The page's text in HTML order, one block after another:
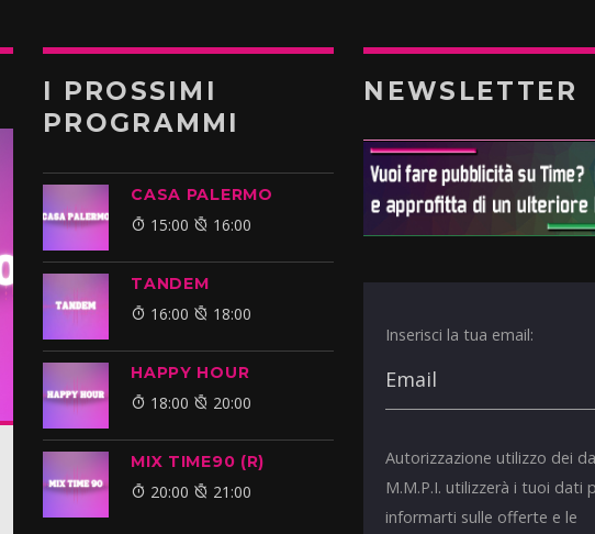
I PROSSIMI
PROGRAMMI
CASA PALERMO
15:00 16:00
TANDEM
16:00 18:00
HAPPY HOUR
18:00 20:00
MIX TIME90 (R)
20:00 21:00
NEWSLETTER
Inserisci la tua email:
Autorizzazione utilizzo dei
M.M.P.I. utilizzerà i tuoi dati
informarti sulle offerte e le